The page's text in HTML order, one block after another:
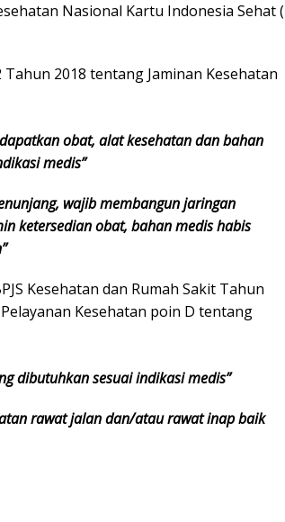
Nasional Kartu Indonesia Sehat (
2018 tentang Jaminan Kesehatan
obat, alat kesehatan dan bahan
medis”
wajib membangun jaringan
ketersedian obat, bahan medis habis
Kesehatan dan Rumah Sakit Tahun
Kesehatan poin D tentang
dibutuhkan sesuai indikasi medis”
rawat jalan dan/atau rawat inap baik